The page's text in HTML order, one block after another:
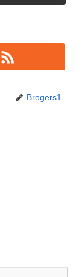
Brogers1